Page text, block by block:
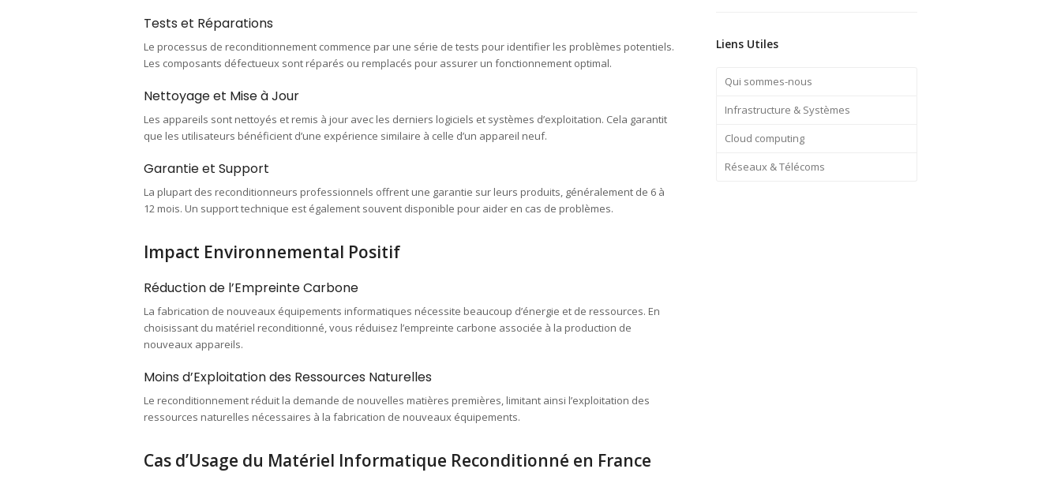
Tests et Réparations
Le processus de reconditionnement commence par une série de tests pour identifier les problèmes potentiels.
Les composants défectueux sont réparés ou remplacés pour assurer un fonctionnement optimal.
Nettoyage et Mise à Jour
Les appareils sont nettoyés et remis à jour avec les derniers logiciels et systèmes d’exploitation. Cela garantit
que les utilisateurs bénéficient d’une expérience similaire à celle d’un appareil neuf.
Garantie et Support
La plupart des reconditionneurs professionnels offrent une garantie sur leurs produits, généralement de 6 à
12 mois. Un support technique est également souvent disponible pour aider en cas de problèmes.
Impact Environnemental Positif
Réduction de l’Empreinte Carbone
La fabrication de nouveaux équipements informatiques nécessite beaucoup d’énergie et de ressources. En
choisissant du matériel reconditionné, vous réduisez l’empreinte carbone associée à la production de
nouveaux appareils.
Moins d’Exploitation des Ressources Naturelles
Le reconditionnement réduit la demande de nouvelles matières premières, limitant ainsi l’exploitation des
ressources naturelles nécessaires à la fabrication de nouveaux équipements.
Cas d’Usage du Matériel Informatique Reconditionné en France
Liens Utiles
Qui sommes-nous
Infrastructure & Systèmes
Cloud computing
Réseaux & Télécoms